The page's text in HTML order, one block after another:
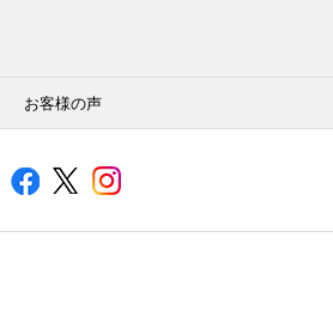
お客様の声